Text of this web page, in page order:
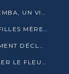
DÉPARTEMENT DES PLATEAUX : BOUEMBA, UN VIVIER ÉCONOMIQUE PRÊT À EXPLOSER
GOMA TSÉ-TSÉ : PLUS DE 50 JEUNES FILLES MÈRES SENSIBILISÉES À LA SANTÉ SEXUELLE
QUALIF AU MONDIAL : LE GOUVERNEMENT DÉCLARE LA JOURNÉE DU 1ER AVRIL 2026 CHÔMÉE ET PAYÉE
BRAZZAVILLE PROMET DE « SURVEILLER LE FLEUVE » APRÈS LA QUALIFICATION DE LA RDC AU MONDIAL